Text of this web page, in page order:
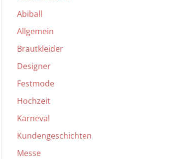
Abiball
Allgemein
Brautkleider
Designer
Festmode
Hochzeit
Karneval
Kundengeschichten
Messe